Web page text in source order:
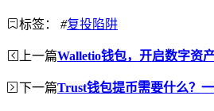
标签： #复投陷阱
上一篇Walletio钱包，开启数字资
下一篇Trust钱包提币需要什么？